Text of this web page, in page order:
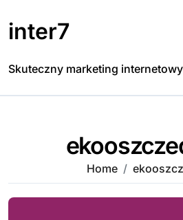
to
content
inter7
Skuteczny marketing internetowy
Home